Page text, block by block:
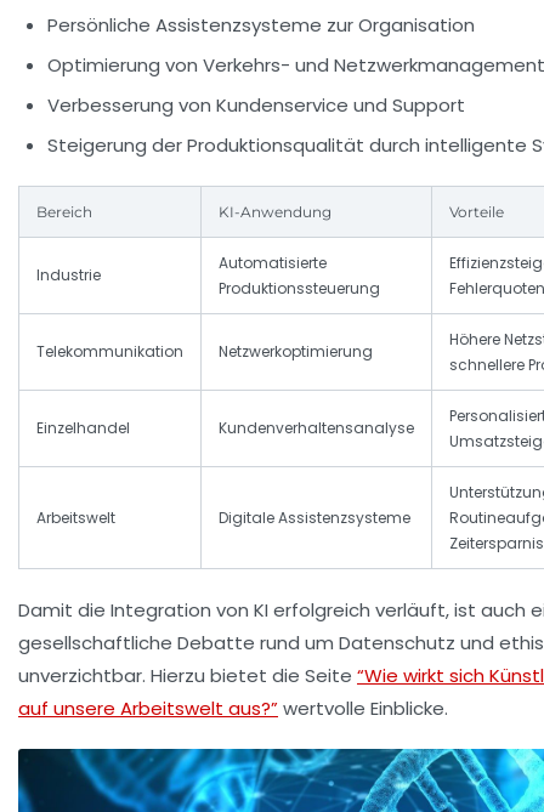
Persönliche Assistenzsysteme zur Organisation
Optimierung von Verkehrs- und Netzwerkmanagement
Verbesserung von Kundenservice und Support
Steigerung der Produktionsqualität durch intelligente
Bereich KI-Anwendung Vorteile
Industrie
Automatisierte
Produktionssteuerung
Fehlerquoten
Telekommunikation Netzwerkoptimierung
Höhere
schnellere
Einzelhandel Kundenverhaltensanalyse
Arbeitswelt Digitale Assistenzsysteme
Zeitersparnis
Damit die Integration von KI erfolgreich verläuft, ist auch
gesellschaftliche Debatte rund um Datenschutz und
unverzichtbar. Hierzu bietet die Seite “Wie wirkt sich
auf unsere Arbeitswelt aus?”wertvolle Einblicke.